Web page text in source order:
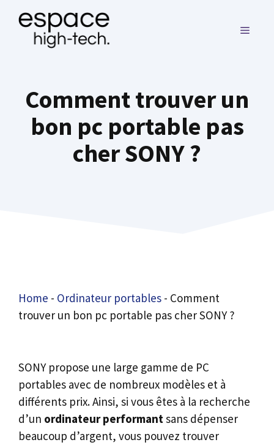
contenu
MENU
Comment trouver un
bon pc portable pas
cher SONY ?
Home - Ordinateur portables - Comment
trouver un bon pc portable pas cher SONY ?
SONY propose une large gamme de PC
portables avec de nombreux modèles et à
différents prix. Ainsi, si vous êtes à la recherche
d’un ordinateur performantsans dépenser
beaucoup d’argent, vous pouvez trouver